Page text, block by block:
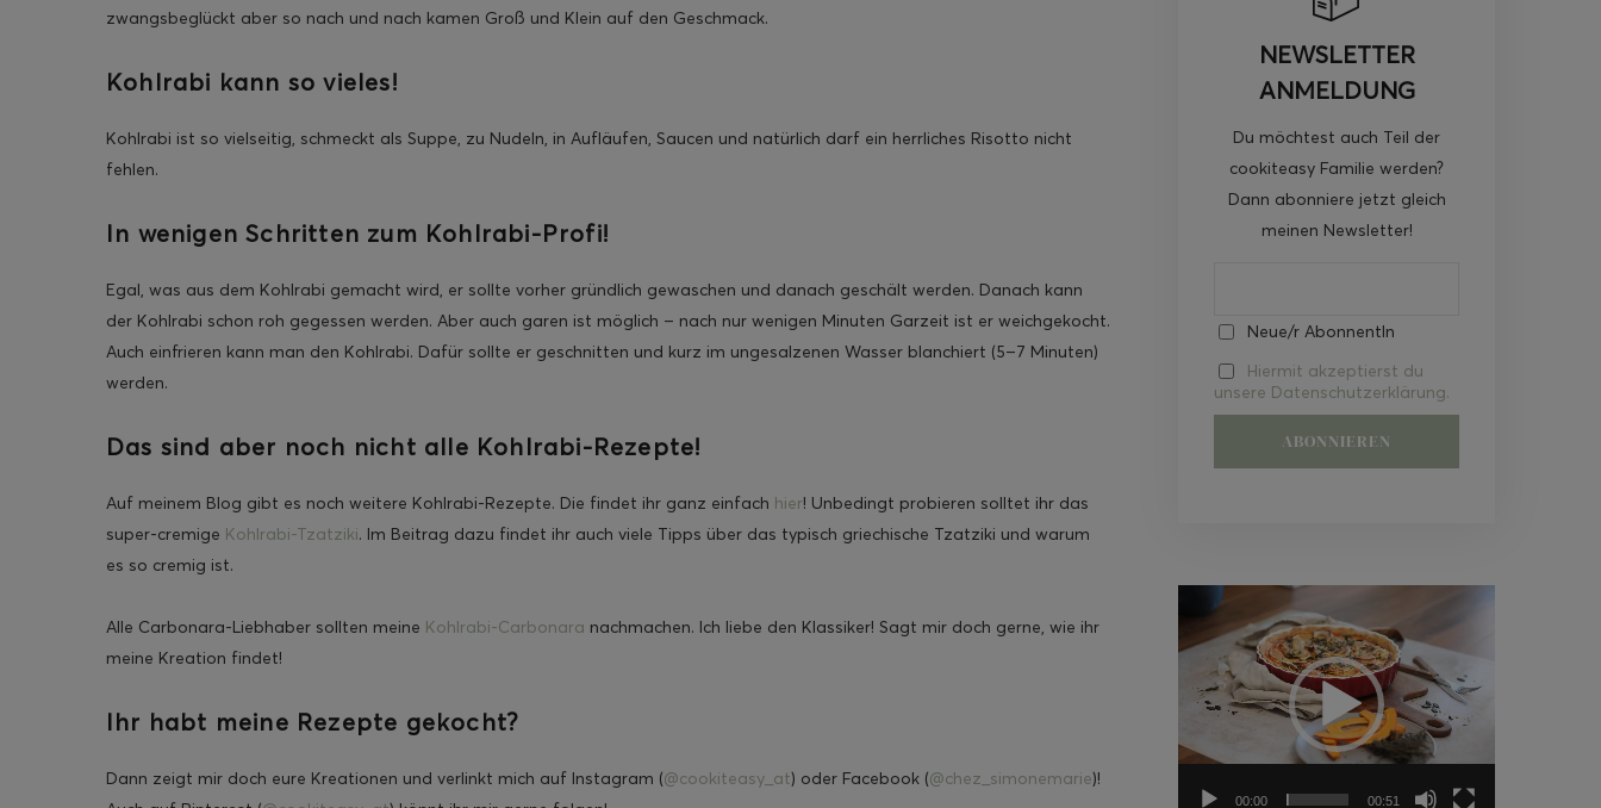
zwangsbeglückt aber so nach und nach kamen Groß und Klein auf den Geschmack.
Kohlrabi kann so vieles!
Kohlrabi ist so vielseitig, schmeckt als Suppe, zu Nudeln, in Aufläufen, Saucen und natürlich darf ein herrliches Risotto nicht
fehlen.
In wenigen Schritten zum Kohlrabi-Profi!
Egal, was aus dem Kohlrabi gemacht wird, er sollte vorher gründlich gewaschen und danach geschält werden. Danach kann
der Kohlrabi schon roh gegessen werden. Aber auch garen ist möglich – nach nur wenigen Minuten Garzeit ist er weichgekocht.
Auch einfrieren kann man den Kohlrabi. Dafür sollte er geschnitten und kurz im ungesalzenen Wasser blanchiert (5–7 Minuten)
werden.
Das sind aber noch nicht alle Kohlrabi-Rezepte!
Auf meinem Blog gibt es noch weitere Kohlrabi-Rezepte. Die findet ihr ganz einfach hier! Unbedingt probieren solltet ihr das
super-cremige Kohlrabi-Tzatziki. Im Beitrag dazu findet ihr auch viele Tipps über das typisch griechische Tzatziki und warum
es so cremig ist.
Alle Carbonara-Liebhaber sollten meine Kohlrabi-Carbonara nachmachen. Ich liebe den Klassiker! Sagt mir doch gerne, wie ihr
meine Kreation findet!
Ihr habt meine Rezepte gekocht?
Dann zeigt mir doch eure Kreationen und verlinkt mich auf Instagram (@cookiteasy_at) oder Facebook (@chez_simonemarie)!
NEWSLETTER
ANMELDUNG
Du möchtest auch Teil der
cookiteasy Familie werden?
Dann abonniere jetzt gleich
meinen Newsletter!
Neue/r AbonnentIn
Hiermit akzeptierst du
unsere Datenschutzerklärung.
Video-
Player
00:00 00:51